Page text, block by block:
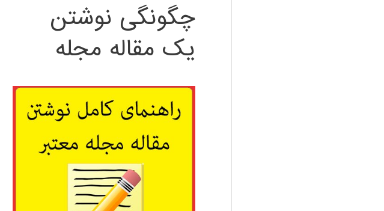
چگونگی نوشتن
یک مقاله مجله